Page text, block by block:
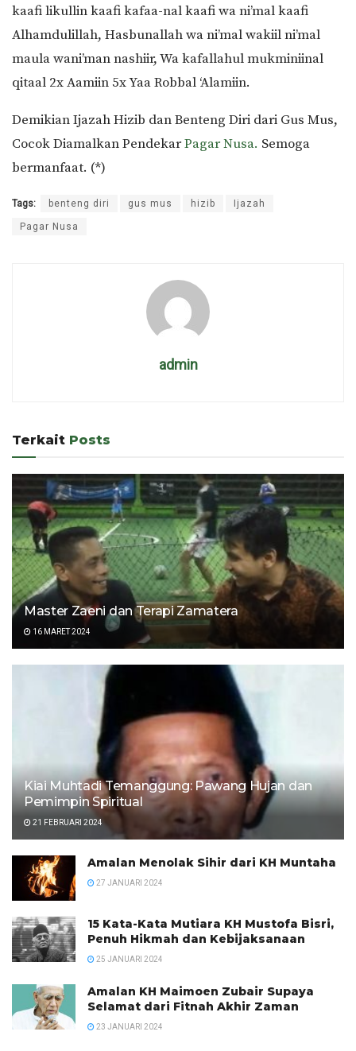
kaafi likullin kaafi kafaa-nal kaafi wa ni’mal kaafi
Alhamdulillah, Hasbunallah wa ni’mal wakiil ni’mal
maula wani’man nashiir, Wa kafallahul mukminiinal
qitaal 2x Aamiin 5x Yaa Robbal ‘Alamiin.
Demikian Ijazah Hizib dan Benteng Diri dari Gus Mus,
Cocok Diamalkan PendekarPagar Nusa. Semoga
bermanfaat. (*)
Tags: benteng diri gus mus hizib Ijazah
Pagar Nusa
admin
Terkait Posts
Master Zaeni dan Terapi Zamatera
16 MARET 2024
Kiai Muhtadi Temanggung: Pawang Hujan dan
Pemimpin Spiritual
21 FEBRUARI 2024
Amalan Menolak Sihir dari KH Muntaha
27 JANUARI 2024
15 Kata-Kata Mutiara KH Mustofa Bisri,
Penuh Hikmah dan Kebijaksanaan
25 JANUARI 2024
Amalan KH Maimoen Zubair Supaya
Selamat dari Fitnah Akhir Zaman
23 JANUARI 2024